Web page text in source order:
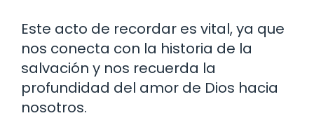
Este acto de recordar es vital, ya que
nos conecta con la historia de la
salvación y nos recuerda la
profundidad del amor de Dios hacia
nosotros.